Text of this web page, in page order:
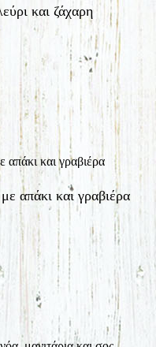
και ζάχαρη
απάκι και γραβιέρα